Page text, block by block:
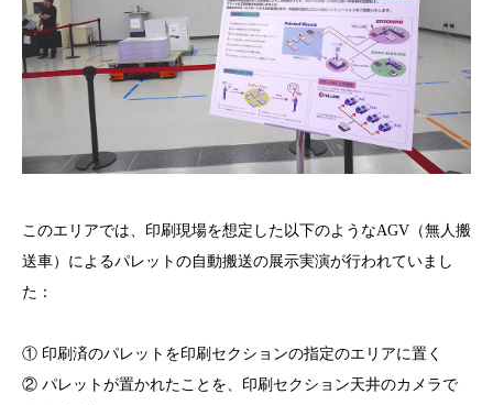
このエリアでは、印刷現場を想定した以下のようなAGV（無人搬
送車）によるパレットの自動搬送の展示実演が行われていまし
た：
① 印刷済のパレットを印刷セクションの指定のエリアに置く
② パレットが置かれたことを、印刷セクション天井のカメラで